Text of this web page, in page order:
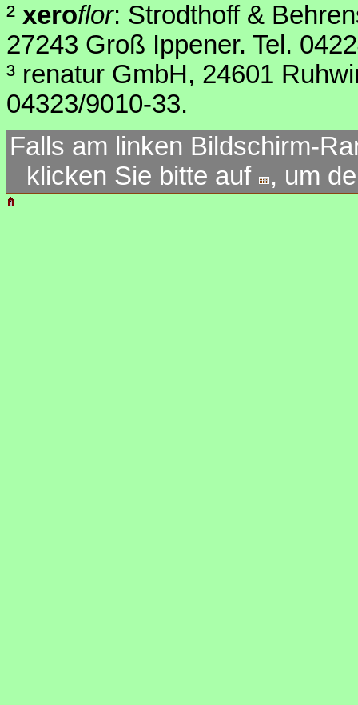
² xeroflor: Strodthoff &
27243 Groß Ippener. Tel.
³ renatur GmbH, 24601
04323/9010-33.
Falls am linken Bildschirm-
klicken Sie bitte auf
, um